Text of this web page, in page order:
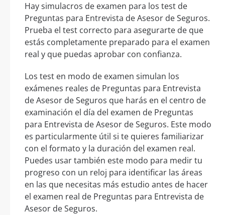
Hay simulacros de examen para los test de
Preguntas para Entrevista de Asesor de Seguros.
Prueba el test correcto para asegurarte de que
estás completamente preparado para el examen
real y que puedas aprobar con confianza.
Los test en modo de examen simulan los
exámenes reales de Preguntas para Entrevista
de Asesor de Seguros que harás en el centro de
examinación el día del examen de Preguntas
para Entrevista de Asesor de Seguros. Este modo
es particularmente útil si te quieres familiarizar
con el formato y la duración del examen real.
Puedes usar también este modo para medir tu
progreso con un reloj para identificar las áreas
en las que necesitas más estudio antes de hacer
el examen real de Preguntas para Entrevista de
Asesor de Seguros.